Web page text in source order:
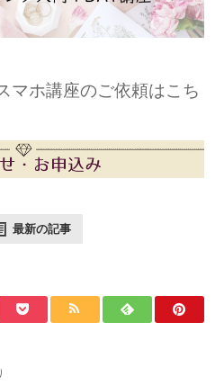
マホ講座のご依頼はこち
最新の記事